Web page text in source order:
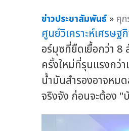
ข่าวประชาสัมพันธ์ » ศุ
ศูนย์วิเคราะห์เศรษฐ
อร์มุซที่ยืดเยื้อกว่า
ครั้งใหม่ที่รุนแรงกว่
น้ำมันสำรองอาจหม
จริงจัง ก่อนจะต้อง "